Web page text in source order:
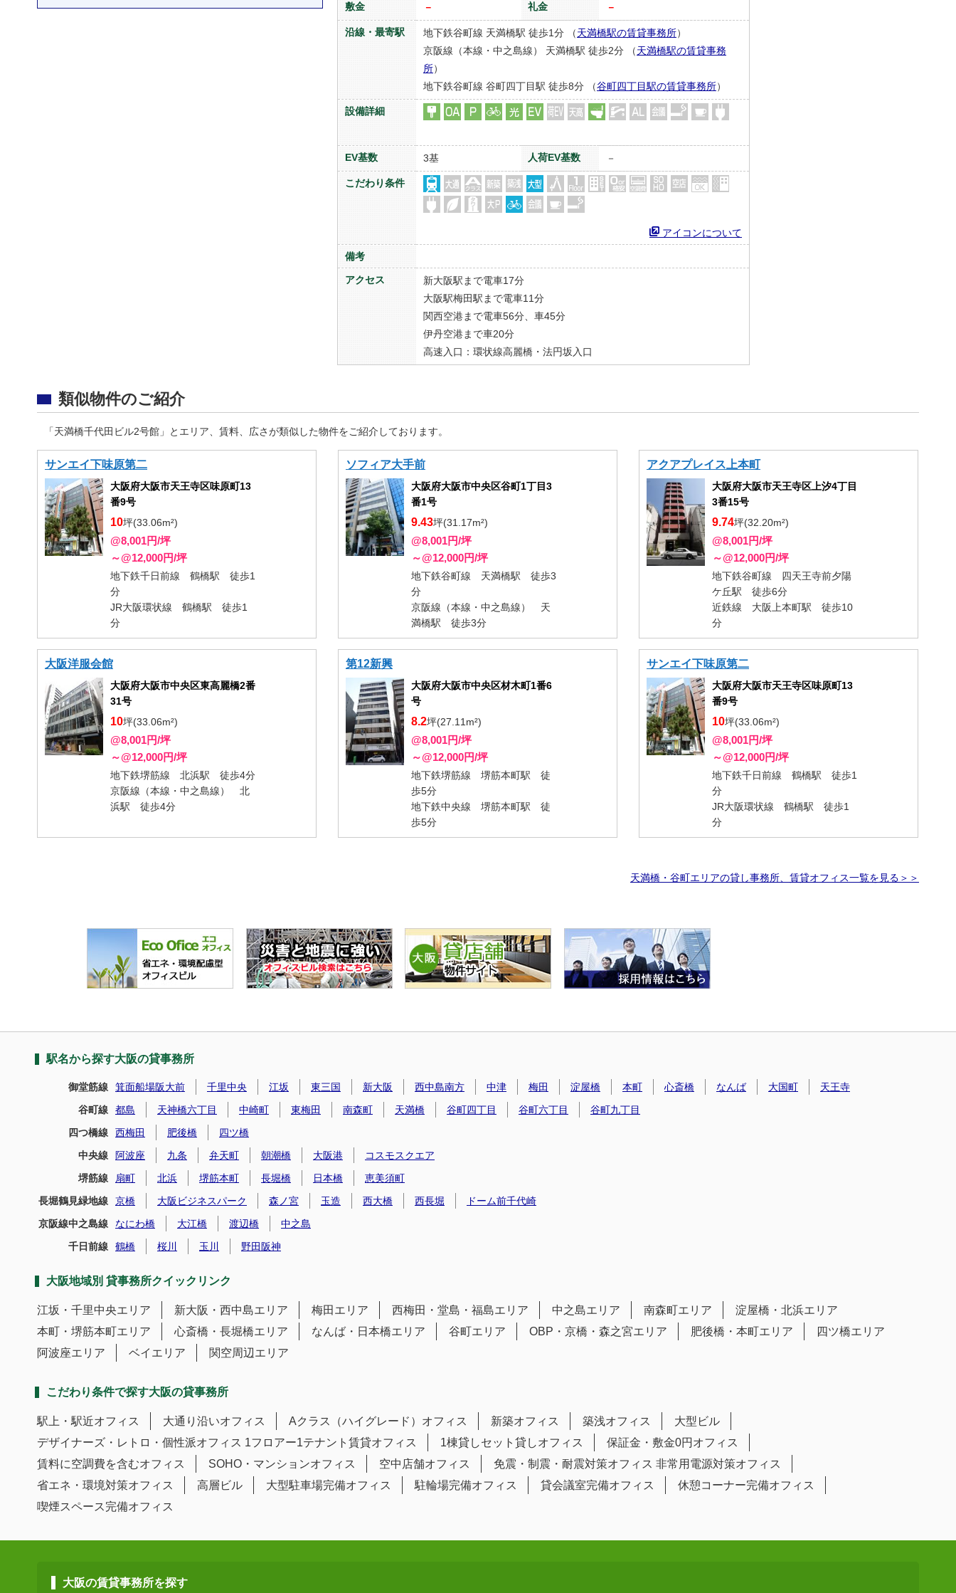
敷金 － 礼金 －
沿線・最寄駅 地下鉄谷町線 天満橋駅 徒歩1分 （天満橋駅の賃貸事務所）
京阪線（本線・中之島線） 天満橋駅 徒歩2分 （天満橋駅の賃貸事務
所）
地下鉄谷町線 谷町四丁目駅 徒歩8分 （谷町四丁目駅の賃貸事務所）
設備詳細
EV基数 3基 人荷EV基数 －
こだわり条件
アイコンについて
備考
アクセス
新大阪駅まで電車17分
大阪駅梅田駅まで電車11分
関西空港まで電車56分、車45分
伊丹空港まで車20分
高速入口：環状線高麗橋・法円坂入口
類似物件のご紹介
「天満橋千代田ビル2号館」とエリア、賃料、広さが類似した物件をご紹介しております。
サンエイ下味原第二
大阪府大阪市天王寺区味原町13
番9号
10坪(33.06m²)
@8,001円/坪
～@12,000円/坪
地下鉄千日前線 鶴橋駅 徒歩1
分
JR大阪環状線 鶴橋駅 徒歩1
分
ソフィア大手前
大阪府大阪市中央区谷町1丁目3
番1号
9.43坪(31.17m²)
@8,001円/坪
～@12,000円/坪
地下鉄谷町線 天満橋駅 徒歩3
分
京阪線（本線・中之島線） 天
満橋駅 徒歩3分
アクアプレイス上本町
大阪府大阪市天王寺区上汐4丁目
3番15号
9.74坪(32.20m²)
@8,001円/坪
～@12,000円/坪
地下鉄谷町線 四天王寺前夕陽
ケ丘駅 徒歩6分
近鉄線 大阪上本町駅 徒歩10
分
大阪洋服会館
大阪府大阪市中央区東高麗橋2番
31号
10坪(33.06m²)
@8,001円/坪
～@12,000円/坪
地下鉄堺筋線 北浜駅 徒歩4分
京阪線（本線・中之島線） 北
浜駅 徒歩4分
第12新興
大阪府大阪市中央区材木町1番6
号
8.2坪(27.11m²)
@8,001円/坪
～@12,000円/坪
地下鉄堺筋線 堺筋本町駅 徒
歩5分
地下鉄中央線 堺筋本町駅 徒
歩5分
サンエイ下味原第二
大阪府大阪市天王寺区味原町13
番9号
10坪(33.06m²)
@8,001円/坪
～@12,000円/坪
地下鉄千日前線 鶴橋駅 徒歩1
分
JR大阪環状線 鶴橋駅 徒歩1
分
天満橋・谷町エリアの貸し事務所、賃貸オフィス一覧を見る＞＞
駅名から探す大阪の貸事務所
御堂筋線 箕面船場阪大前 千里中央 江坂 東三国 新大阪 西中島南方 中津 梅田 淀屋橋 本町 心斎橋 なんば 大国町
天王寺
谷町線
都島 天神橋六丁目 中崎町 東梅田 南森町 天満橋 谷町四丁目 谷町六丁目
谷町九丁目
四つ橋線
西梅田 肥後橋
四ツ橋
中央線
阿波座 九条 弁天町 朝潮橋 大阪港
コスモスクエア
堺筋線
扇町 北浜 堺筋本町 長堀橋 日本橋
恵美須町
長堀鶴見緑地線
京橋 大阪ビジネスパーク 森ノ宮 玉造 西大橋 西長堀
ドーム前千代崎
京阪線中之島線
なにわ橋 大江橋 渡辺橋
中之島
千日前線
鶴橋 桜川 玉川 野田阪神
大阪地域別 貸事務所クイックリンク
江坂・千里中央エリア 新大阪・西中島エリア 梅田エリア 西梅田・堂島・福島エリア 中之島エリア 南森町エリア
淀屋橋・北浜エリア
本町・堺筋本町エリア
心斎橋・長堀橋エリア なんば・日本橋エリア 谷町エリア OBP・京橋・森之宮エリア 肥後橋・本町エリア
四ツ橋エリア
阿波座エリア
ベイエリア 関空周辺エリア
こだわり条件で探す大阪の貸事務所
駅上・駅近オフィス 大通り沿いオフィス Aクラス（ハイグレード）オフィス 新築オフィス 築浅オフィス
大型ビル
デザイナーズ・レトロ・個性派オフィス 1フロアー1テナント賃貸オフィス 1棟貸しセット貸しオフィス
保証金・敷金0円オフィス
賃料に空調費を含むオフィス
SOHO・マンションオフィス 空中店舗オフィス 免震・制震・耐震対策オフィス 非常用電源対策オフィス
省エネ・環境対策オフィス
高層ビル 大型駐車場完備オフィス 駐輪場完備オフィス 貸会議室完備オフィス
休憩コーナー完備オフィス
喫煙スペース完備オフィス
大阪の賃貸事務所を探す